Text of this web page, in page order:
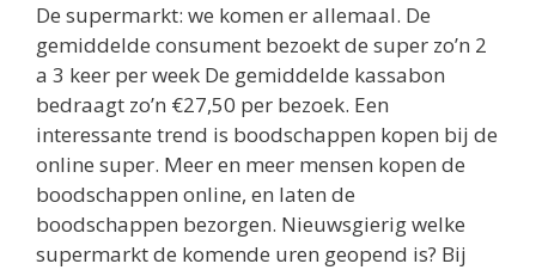
De supermarkt: we komen er allemaal. De
gemiddelde consument bezoekt de super zo’n 2
a 3 keer per week De gemiddelde kassabon
bedraagt zo’n €27,50 per bezoek. Een
interessante trend is boodschappen kopen bij de
online super. Meer en meer mensen kopen de
boodschappen online, en laten de
boodschappen bezorgen. Nieuwsgierig welke
supermarkt de komende uren geopend is? Bij